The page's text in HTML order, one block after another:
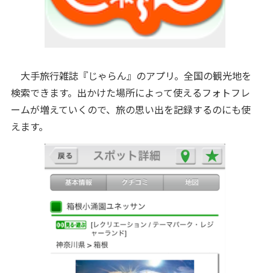
大手旅行雑誌『じゃらん』のアプリ。全国の観光地を
検索できます。出かけた場所によって使えるフォトフレ
ームが増えていくので、旅の思い出を記録するのにも使
えます。